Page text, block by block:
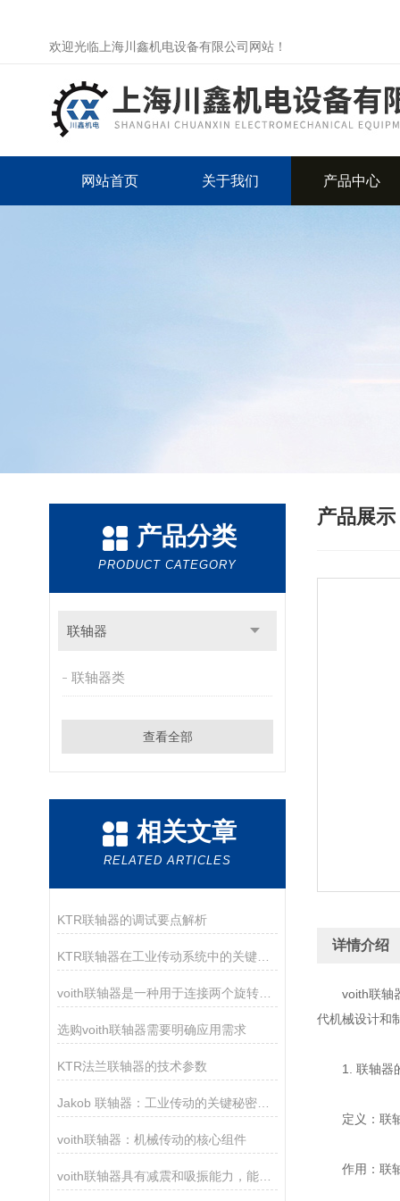
欢迎光临上海川鑫机电设备有限公司网站！
网站首页 关于我们 产品中心
产品分类
PRODUCT CATEGORY
联轴器
联轴器类
查看全部
相关文章
RELATED ARTICLES
KTR联轴器的调试要点解析
KTR联轴器在工业传动系统中的关键作用
voith联轴器是一种用于连接两个旋转轴的机械装置
选购voith联轴器需要明确应用需求
KTR法兰联轴器的技术参数
Jakob 联轴器：工业传动的关键秘密是什么？
voith联轴器：机械传动的核心组件
voith联轴器具有减震和吸振能力，能够减少机械装置的振动和噪音
产品展示
详情介绍
voith联轴器
代机械设计和
1. 联轴器
定义：联轴
作用：联轴